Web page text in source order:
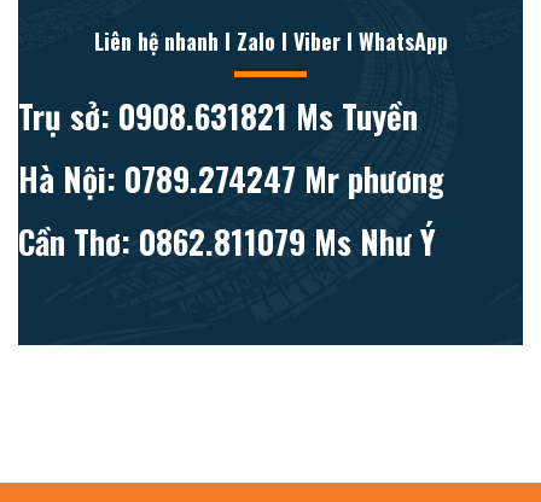
Liên hệ nhanh l Zalo l Viber l WhatsApp
Trụ sở: 0908.631821 Ms Tuyền
Hà Nội: 0789.274247 Mr phương
Cần Thơ: 0862.811079 Ms Như Ý